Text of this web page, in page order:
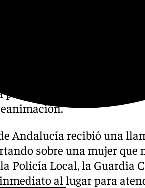
lunes en la playa de La
Los servicios sanitarios
por salvar su vida,
de Andalucía recibió una
sobre una mujer que
Policía Local, la Guardia
al lugar para